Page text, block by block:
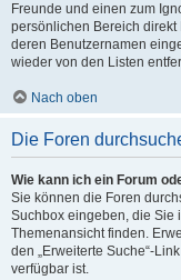
Freunde und einen zum
persönlichen Bereich
deren Benutzernamen
wieder von den Listen
Nach oben
Die Foren
Wie kann ich ein Forum
Sie können die Foren
Suchbox eingeben, die Sie
Themenansicht finden.
den „Erweiterte Suche“-
verfügbar ist.